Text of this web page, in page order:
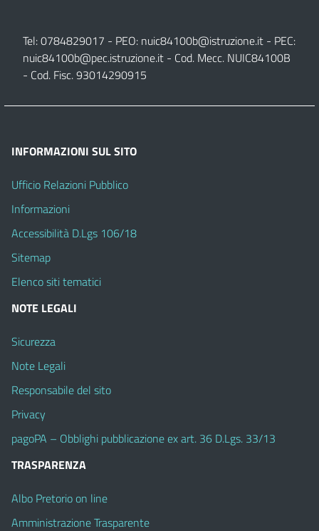
Tel: 0784829017 - PEO: nuic84100b@istruzione.it - PEC:
nuic84100b@pec.istruzione.it - Cod. Mecc. NUIC84100B
- Cod. Fisc. 93014290915
INFORMAZIONI SUL SITO
Ufficio Relazioni Pubblico
Informazioni
Accessibilità D.Lgs 106/18
Sitemap
Elenco siti tematici
NOTE LEGALI
Sicurezza
Note Legali
Responsabile del sito
Privacy
pagoPA – Obblighi pubblicazione ex art. 36 D.Lgs. 33/13
TRASPARENZA
Albo Pretorio on line
Amministrazione Trasparente